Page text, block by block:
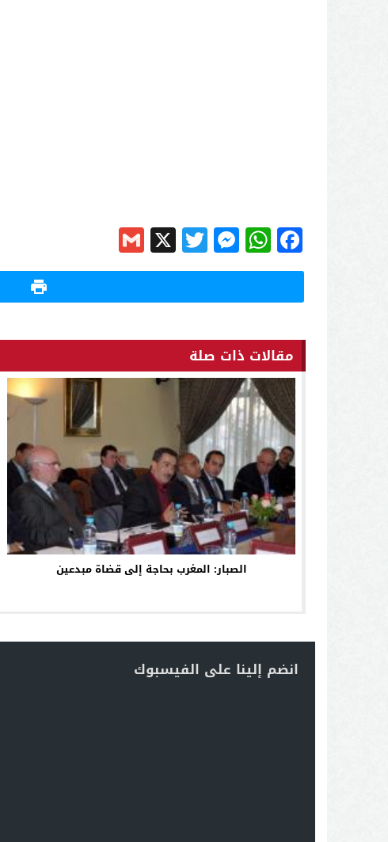
Facebook
WhatsApp
Messenger
Twitter
X
Gmail
مقالات ذات صلة
الصبار: المغرب بحاجة إلى قضاة مبدعين
انضم إلينا على الفيسبوك